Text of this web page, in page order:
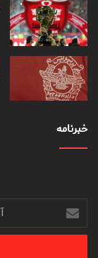
خبرنامه
آدرس
ایمیل
خود